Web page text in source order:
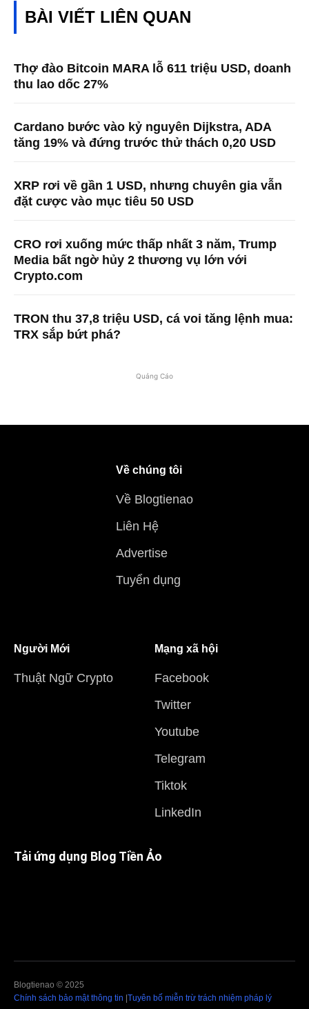
BÀI VIẾT LIÊN QUAN
Thợ đào Bitcoin MARA lỗ 611 triệu USD, doanh
thu lao dốc 27%
Cardano bước vào kỷ nguyên Dijkstra, ADA
tăng 19% và đứng trước thử thách 0,20 USD
XRP rơi về gần 1 USD, nhưng chuyên gia vẫn
đặt cược vào mục tiêu 50 USD
CRO rơi xuống mức thấp nhất 3 năm, Trump
Media bất ngờ hủy 2 thương vụ lớn với
Crypto.com
TRON thu 37,8 triệu USD, cá voi tăng lệnh mua:
TRX sắp bứt phá?
Quảng Cáo
Về chúng tôi
Về Blogtienao
Liên Hệ
Advertise
Tuyển dụng
Người Mới
Thuật Ngữ Crypto
Mạng xã hội
Facebook
Twitter
Youtube
Telegram
Tiktok
LinkedIn
Tải ứng dụng Blog Tiền Ảo
Blogtienao © 2025
Chính sách bảo mật thông tin Tuyên bố miễn trừ trách nhiệm pháp lý